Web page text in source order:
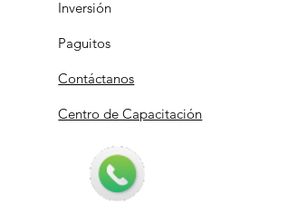
Inversión
Paguitos
Contáctanos
Centro de Capacitación